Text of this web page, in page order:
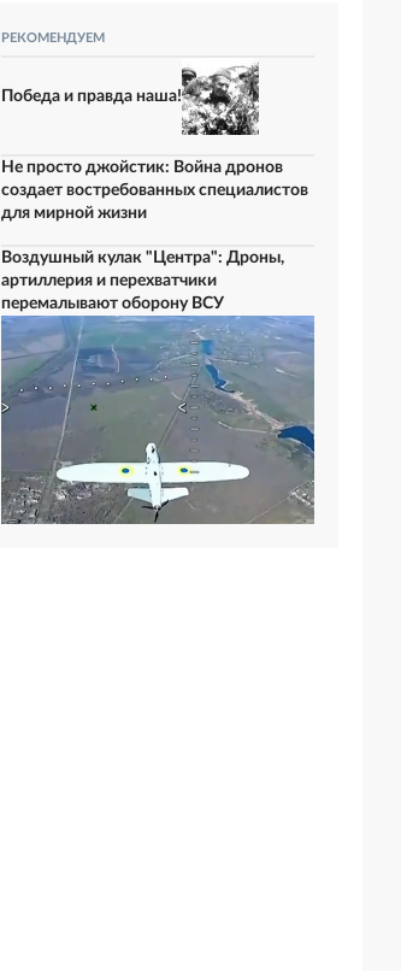
РЕКОМЕНДУЕМ
Победа и правда наша!
Не просто джойстик: Война дронов
создает востребованных специалистов
для мирной жизни
Воздушный кулак "Центра": Дроны,
артиллерия и перехватчики
перемалывают оборону ВСУ